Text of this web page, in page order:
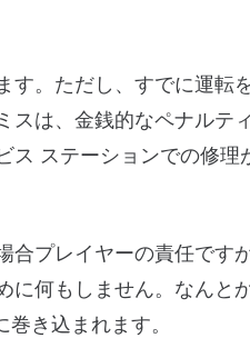
。ただし、すでに運転
スは、金銭的なペナルテ
ス ステーションでの修
プレイヤーの責任です
何もしません。なんと
き込まれます。